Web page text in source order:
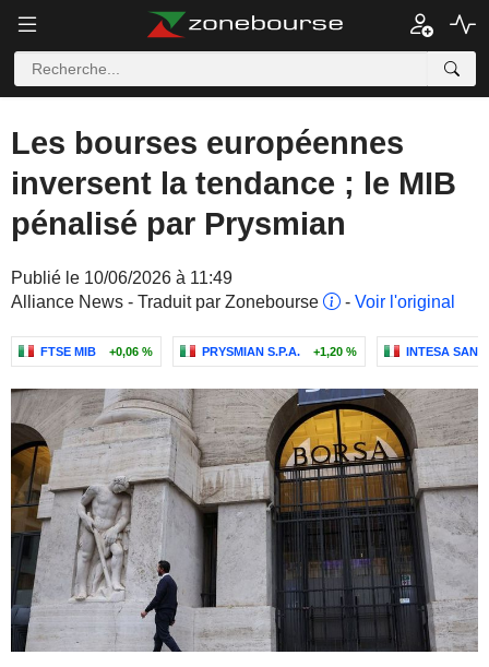
Les bourses européennes
inversent la tendance ; le MIB
pénalisé par Prysmian
Publié le 10/06/2026 à 11:49
Alliance News - Traduit par Zonebourse
- Voir l'original
FTSE MIB +0,06 % PRYSMIAN S.P.A. +1,20 % INTESA